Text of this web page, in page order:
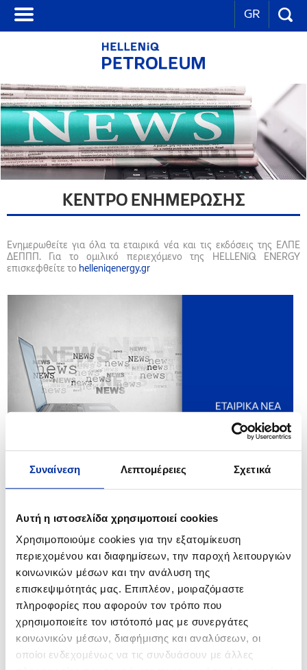
Συναίνεση Λεπτομέρειες Σχετικά
Αυτή η ιστοσελίδα χρησιμοποιεί cookies
Χρησιμοποιούμε cookies για την εξατομίκευση
περιεχομένου και διαφημίσεων, την παροχή λειτουργιών
κοινωνικών μέσων και την ανάλυση της
επισκεψιμότητάς μας. Επιπλέον, μοιραζόμαστε
πληροφορίες που αφορούν τον τρόπο που
χρησιμοποιείτε τον ιστότοπό μας με συνεργάτες
κοινωνικών μέσων, διαφήμισης και αναλύσεων, οι
οποίοι ενδεχομένως να τις συνδυάσουν με άλλες
GR
ΚΕΝΤΡΟ ΕΝΗΜΕΡΩΣΗΣ
Ενημερωθείτε για όλα τα εταιρικά νέα και τις εκδόσεις της ΕΛΠΕ
ΔΕΠΠΠ. Για το ομιλικό περιεχόμενο της HELLENiQ ENERGY
επισκεφθείτε τo helleniqenergy.gr